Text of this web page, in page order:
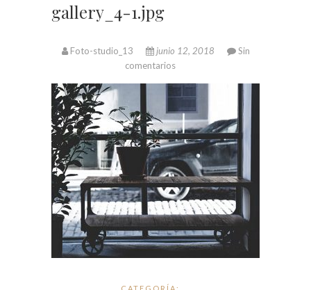
gallery_4-1.jpg
Foto-studio_13 junio 12, 2018
Sin
comentarios